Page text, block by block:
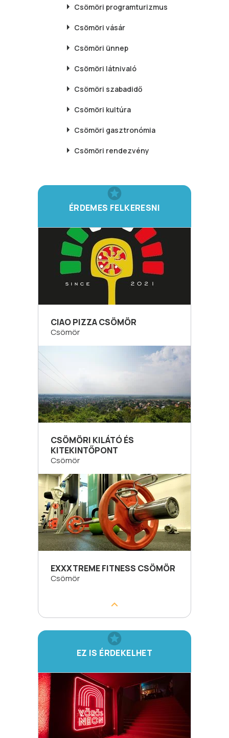
Csömöri programturizmus
Csömöri vásár
Csömöri ünnep
Csömöri látnivaló
Csömöri szabadidő
Csömöri kultúra
Csömöri gasztronómia
Csömöri rendezvény
ÉRDEMES FELKERESNI
CIAO PIZZA CSÖMÖR
Csömör
CSÖMÖRI KILÁTÓ ÉS
KITEKINTŐPONT
Csömör
EXXXTREME FITNESS CSÖMÖR
Csömör
EZ IS ÉRDEKELHET